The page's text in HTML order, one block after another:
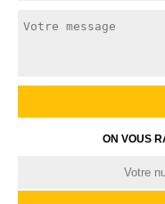
ON VOUS